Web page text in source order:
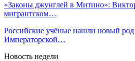
«Законы джунглей в Митино»:
мигрантском…
Российские учёные нашли новый род
Императорской…
Новость недели